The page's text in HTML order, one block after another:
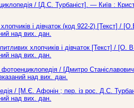
/ [Д.С. Турбаніст]. — Київ :
і дівчаток (код 922-2) [Текст]
над вих. дан.
хлопчиків і дівчаток [Текст] /
над вих. дан.
: фотоенциклопедія / [Дмитро
над вих. дан.
/ [М.Є. Афонін ; пер. із рос. Д.С.
над вих. дан.